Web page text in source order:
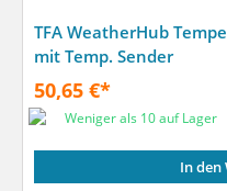
TFA WeatherHub
mit Temp. Sender
50,65 €*
Weniger als 10 auf Lager
In den